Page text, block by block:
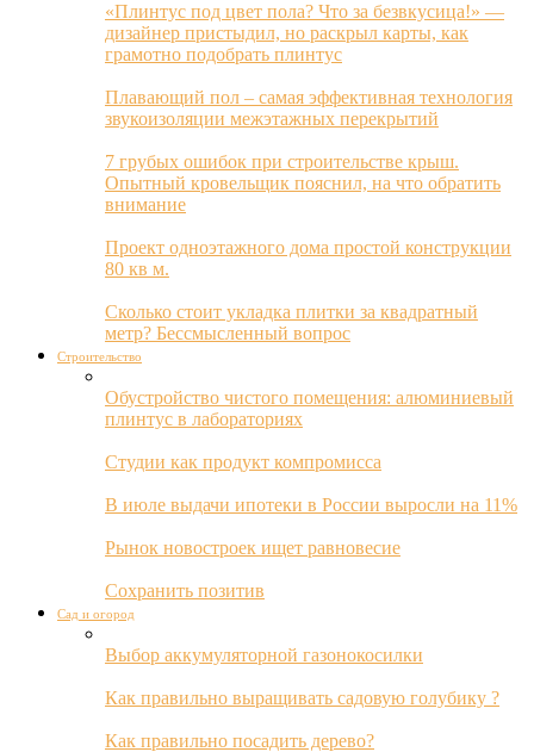
«Плинтус под цвет пола? Что за безвкусица!» —
дизайнер пристыдил, но раскрыл карты, как
грамотно подобрать плинтус
Плавающий пол – самая эффективная технология
звукоизоляции межэтажных перекрытий
7 грубых ошибок при строительстве крыш.
Опытный кровельщик пояснил, на что обратить
внимание
Проект одноэтажного дома простой конструкции
80 кв м.
Сколько стоит укладка плитки за квадратный
метр? Бессмысленный вопрос
Строительство
Обустройство чистого помещения: алюминиевый
плинтус в лабораториях
Студии как продукт компромисса
В июле выдачи ипотеки в России выросли на 11%
Рынок новостроек ищет равновесие
Сохранить позитив
Сад и огород
Выбор аккумуляторной газонокосилки
Как правильно выращивать садовую голубику ?
Как правильно посадить дерево?